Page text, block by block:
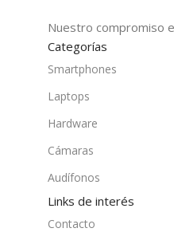
Nuestro compromiso
Categorías
Smartphones
Laptops
Hardware
Cámaras
Audífonos
Links de interés
Contacto